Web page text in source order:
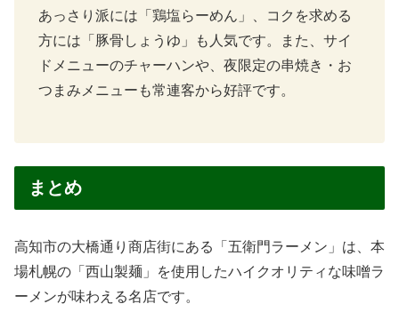
あっさり派には「鶏塩らーめん」、コクを求める
方には「豚骨しょうゆ」も人気です。また、サイ
ドメニューのチャーハンや、夜限定の串焼き・お
つまみメニューも常連客から好評です。
まとめ
高知市の大橋通り商店街にある「五衛門ラーメン」は、本
場札幌の「西山製麺」を使用したハイクオリティな味噌ラ
ーメンが味わえる名店です。